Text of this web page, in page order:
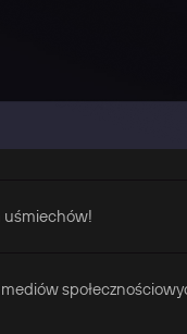
uśmiechów!